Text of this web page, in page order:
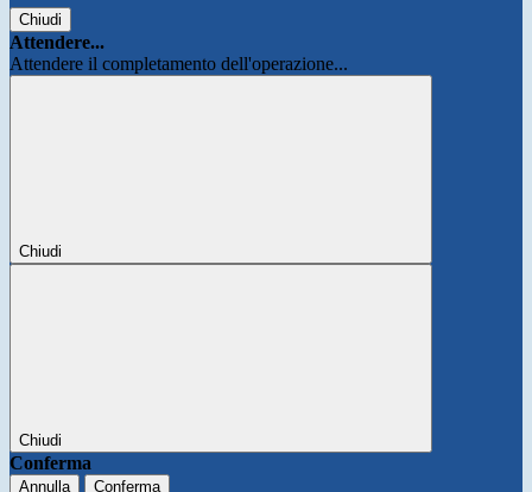
Chiudi
Attendere...
Attendere il completamento dell'operazione...
Chiudi
Chiudi
Conferma
Annulla Conferma